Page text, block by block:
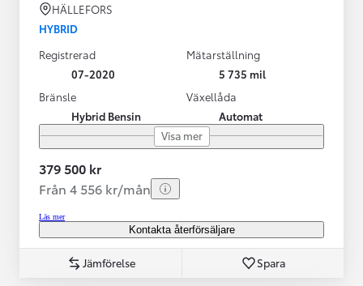
HÄLLEFORS
HYBRID
Registrerad
07-2020
Mätarställning
5 735 mil
Bränsle
Hybrid Bensin
Växellåda
Automat
Visa mer
379 500 kr
Från 4 556 kr/mån
Läs mer
Kontakta återförsäljare
Jämförelse Spara